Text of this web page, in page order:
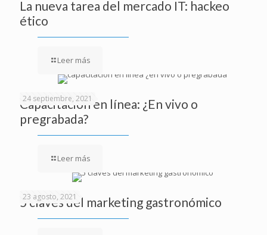
La nueva tarea del mercado IT: hackeo
ético
Leer más
24 septiembre, 2021
Capacitación en línea: ¿En vivo o
pregrabada?
Leer más
23 agosto, 2021
5 claves del marketing gastronómico